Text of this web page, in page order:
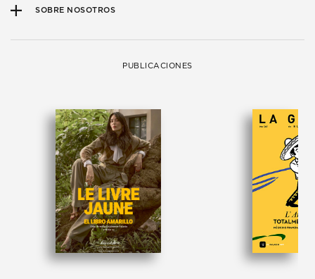
SOBRE NOSOTROS
PUBLICACIONES